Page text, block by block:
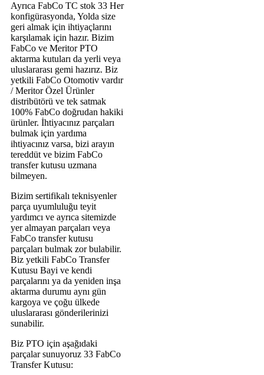
Ayrıca FabCo TC stok 33 Her
konfigürasyonda, Yolda size
geri almak için ihtiyaçlarını
karşılamak için hazır. Bizim
FabCo ve Meritor PTO
aktarma kutuları da yerli veya
uluslararası gemi hazırız. Biz
yetkili FabCo Otomotiv vardır
/ Meritor Özel Ürünler
distribütörü ve tek satmak
100% FabCo doğrudan hakiki
ürünler. İhtiyacınız parçaları
bulmak için yardıma
ihtiyacınız varsa, bizi arayın
tereddüt ve bizim FabCo
transfer kutusu uzmana
bilmeyen.
Bizim sertifikalı teknisyenler
parça uyumluluğu teyit
yardımcı ve ayrıca sitemizde
yer almayan parçaları veya
FabCo transfer kutusu
parçaları bulmak zor bulabilir.
Biz yetkili FabCo Transfer
Kutusu Bayi ve kendi
parçalarını ya da yeniden inşa
aktarma durumu aynı gün
kargoya ve çoğu ülkede
uluslararası gönderilerinizi
sunabilir.
Biz PTO için aşağıdaki
parçalar sunuyoruz 33 FabCo
Transfer Kutusu: